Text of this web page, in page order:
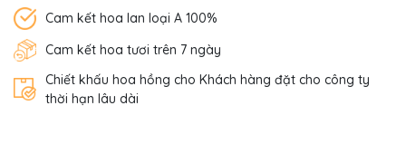
Cam kết hoa lan loại A 100%
Cam kết hoa tươi trên 7 ngày
Chiết khấu hoa hồng cho Khách hàng đặt cho công ty
thời hạn lâu dài